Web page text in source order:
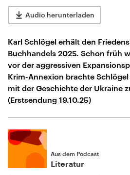
Audio herunterladen
Karl Schlögel erhält den
Buchhandels 2025. Schon früh
vor der aggressiven
Krim-Annexion brachte
mit der Geschichte der Ukraine
(Erstsendung 19.10.25)
Aus dem Podcast
Literatur